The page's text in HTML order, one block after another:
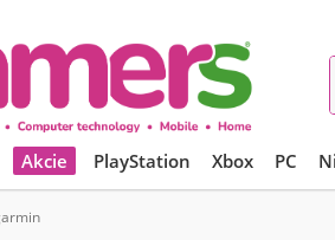
Akcie PlayStation Xbox PC